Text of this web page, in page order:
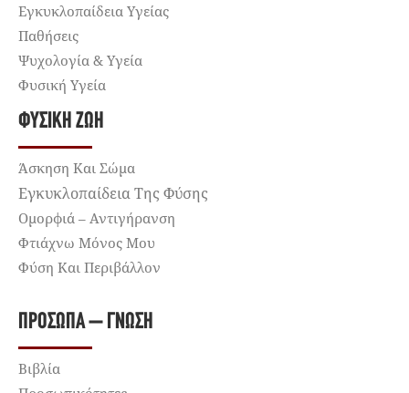
Εγκυκλοπαίδεια Υγείας
Παθήσεις
Ψυχολογία & Υγεία
Φυσική Υγεία
ΦΥΣΙΚΉ ΖΩΉ
Άσκηση Και Σώμα
Εγκυκλοπαίδεια Της Φύσης
Ομορφιά – Αντιγήρανση
Φτιάχνω Μόνος Μου
Φύση Και Περιβάλλον
ΠΡΌΣΩΠΑ – ΓΝΏΣΗ
Βιβλία